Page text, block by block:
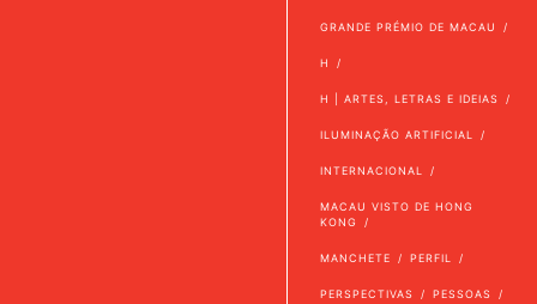
GRANDE PRÉMIO DE MACAU
H
H | ARTES, LETRAS E IDEIAS
ILUMINAÇÃO ARTIFICIAL
INTERNACIONAL
MACAU VISTO DE HONG
KONG
MANCHETE PERFIL
PERSPECTIVAS PESSOAS